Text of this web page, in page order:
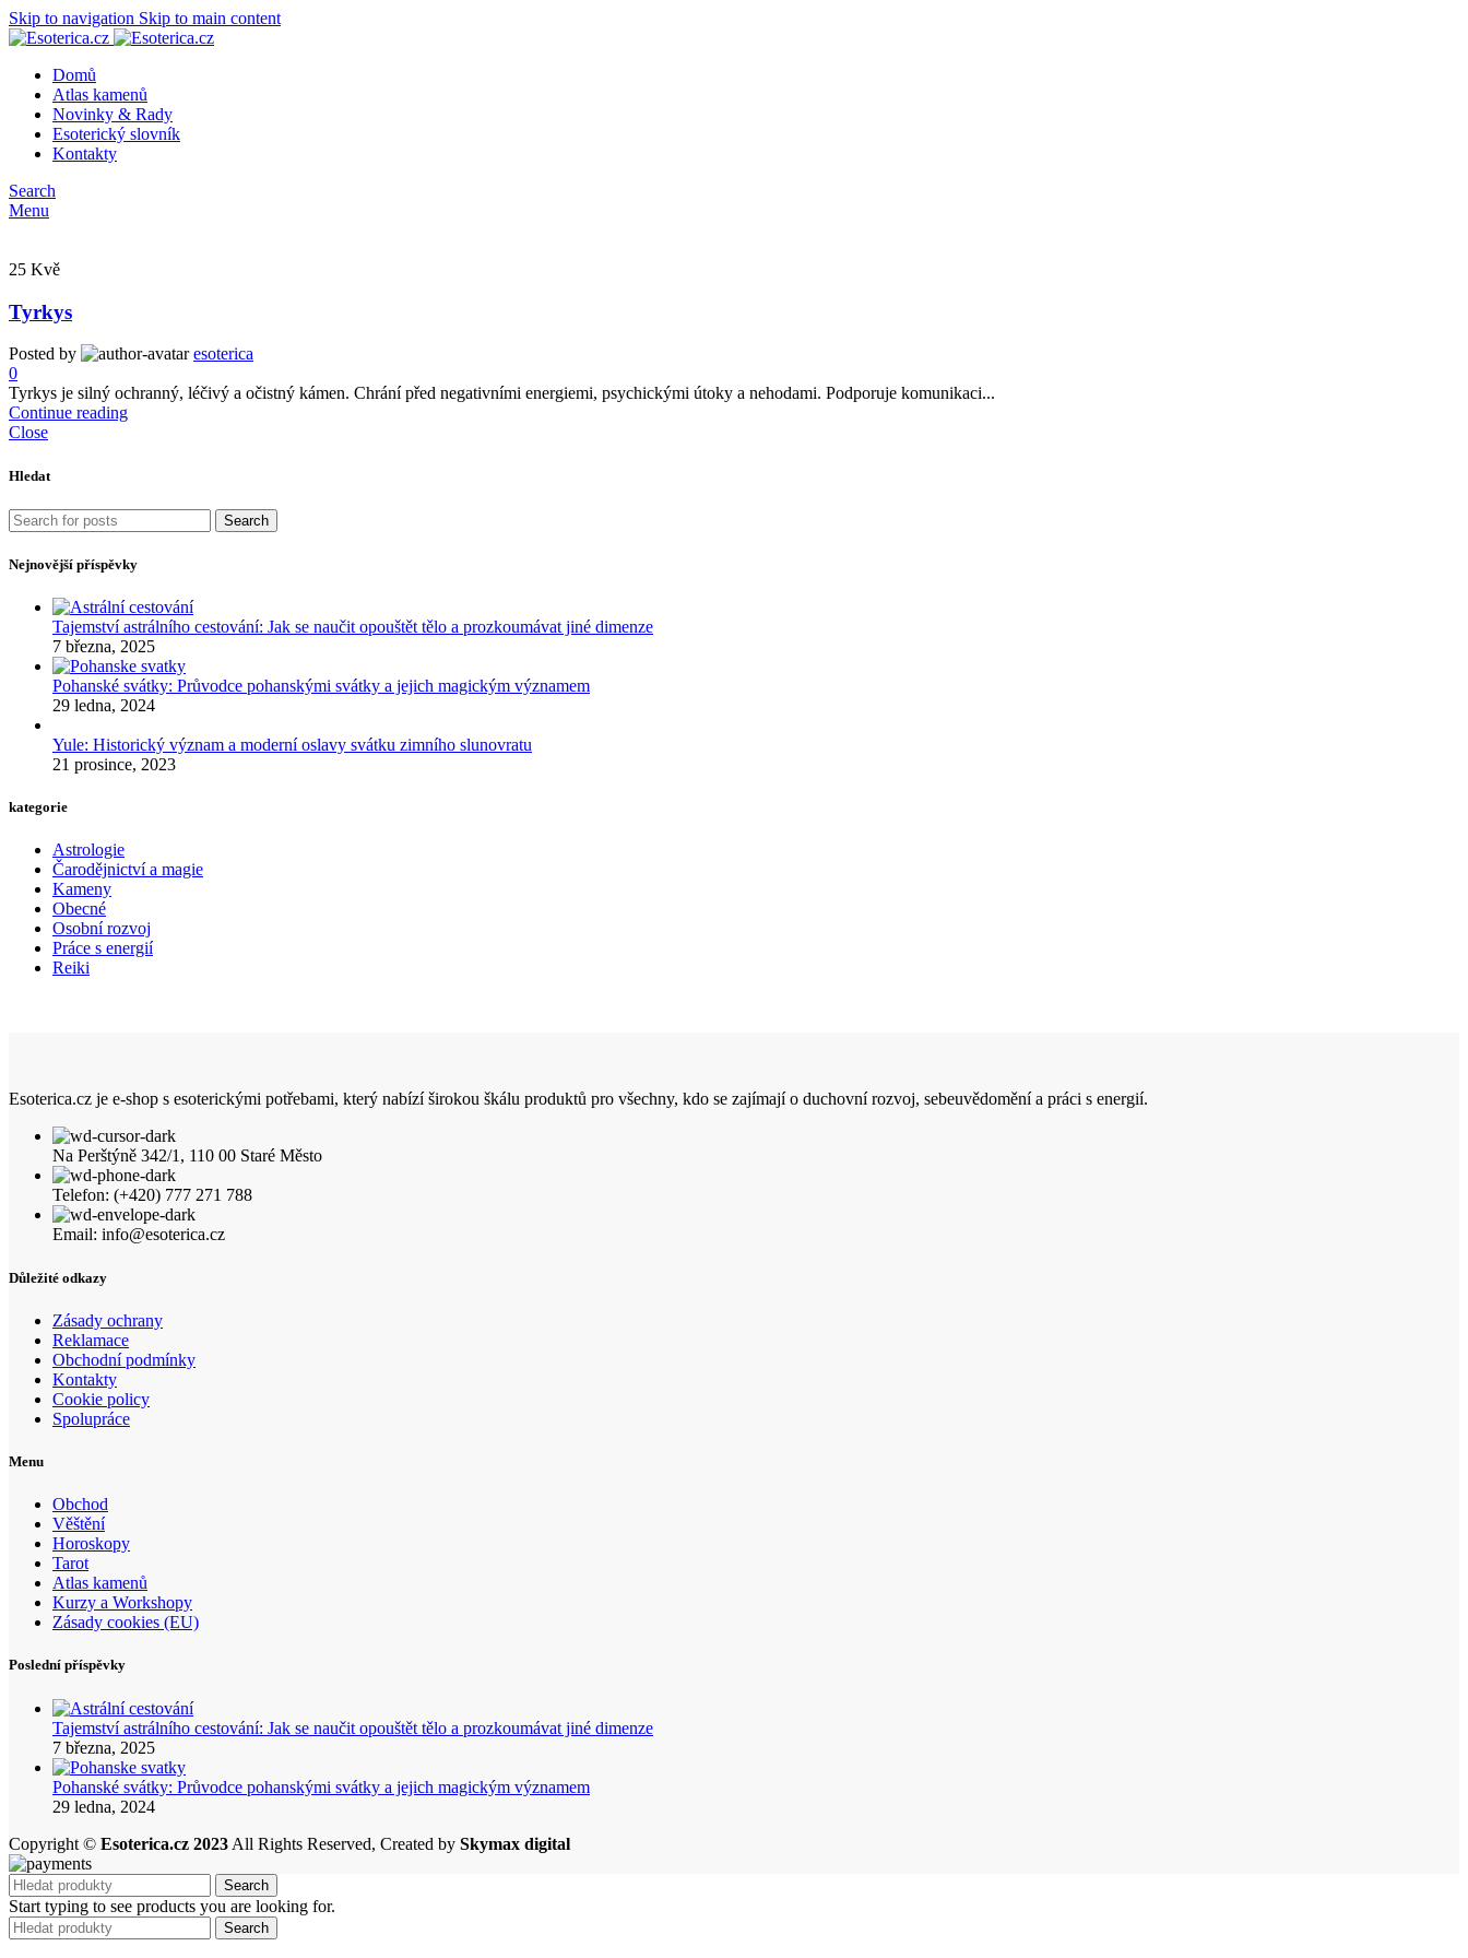
Skip to navigation Skip to main content
Domů
Atlas kamenů
Novinky & Rady
Esoterický slovník
Kontakty
Search
Menu
25 Kvě
Tyrkys
Posted by
esoterica
0
Tyrkys je silný ochranný, léčivý a očistný kámen. Chrání před negativními energiemi, psychickými útoky a nehodami. Podporuje komunikaci...
Continue reading
Close
Hledat
Search
Nejnovější příspěvky
Tajemství astrálního cestování: Jak se naučit opouštět tělo a prozkoumávat jiné dimenze
7 března, 2025
Pohanské svátky: Průvodce pohanskými svátky a jejich magickým významem
29 ledna, 2024
Yule: Historický význam a moderní oslavy svátku zimního slunovratu
21 prosince, 2023
kategorie
Astrologie
Čarodějnictví a magie
Kameny
Obecné
Osobní rozvoj
Práce s energií
Reiki
Esoterica.cz je e-shop s esoterickými potřebami, který nabízí širokou škálu produktů pro všechny, kdo se zajímají o duchovní rozvoj, sebeuvědomění a práci s energií.
Na Perštýně 342/1, 110 00 Staré Město
Telefon: (+420) 777 271 788
Email: info@esoterica.cz
Důležité odkazy
Zásady ochrany
Reklamace
Obchodní podmínky
Kontakty
Cookie policy
Spolupráce
Menu
Obchod
Věštění
Horoskopy
Tarot
Atlas kamenů
Kurzy a Workshopy
Zásady cookies (EU)
Poslední příspěvky
Tajemství astrálního cestování: Jak se naučit opouštět tělo a prozkoumávat jiné dimenze
7 března, 2025
Pohanské svátky: Průvodce pohanskými svátky a jejich magickým významem
29 ledna, 2024
Copyright © Esoterica.cz 2023 All Rights Reserved, Created by Skymax digital
Search
Start typing to see products you are looking for.
Search